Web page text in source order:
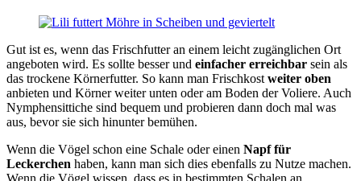
Gut ist es, wenn das Frischfutter an einem leicht zugänglichen Ort
angeboten wird. Es sollte besser und einfacher erreichbar sein als
das trockene Körnerfutter. So kann man Frischkost weiter oben
anbieten und Körner weiter unten oder am Boden der Voliere. Auch
Nymphensittiche sind bequem und probieren dann doch mal was
aus, bevor sie sich hinunter bemühen.
Wenn die Vögel schon eine Schale oder einen Napf für
Leckerchen haben, kann man sich dies ebenfalls zu Nutze machen.
Wenn die Vögel wissen, dass es in bestimmten Schalen an